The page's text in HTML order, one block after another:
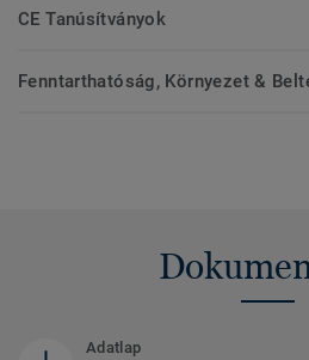
CE Tanúsítványok
Fenntarthatóság, Környezet &
Adatlap